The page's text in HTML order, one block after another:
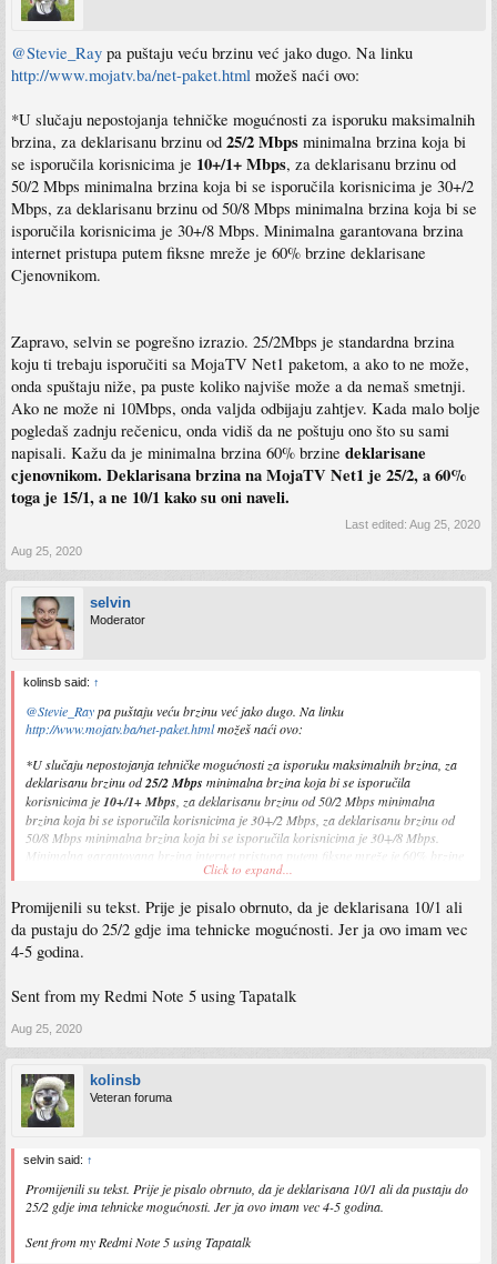
@Stevie_Ray pa puštaju veću brzinu već jako dugo. Na linku
http://www.mojatv.ba/net-paket.html možeš naći ovo:
*U slučaju nepostojanja tehničke mogućnosti za isporuku maksimalnih
brzina, za deklarisanu brzinu od 25/2 Mbps minimalna brzina koja bi
se isporučila korisnicima je 10+/1+ Mbps, za deklarisanu brzinu od
50/2 Mbps minimalna brzina koja bi se isporučila korisnicima je 30+/2
Mbps, za deklarisanu brzinu od 50/8 Mbps minimalna brzina koja bi se
isporučila korisnicima je 30+/8 Mbps. Minimalna garantovana brzina
internet pristupa putem fiksne mreže je 60% brzine deklarisane
Cjenovnikom.
Zapravo, selvin se pogrešno izrazio. 25/2Mbps je standardna brzina
koju ti trebaju isporučiti sa MojaTV Net1 paketom, a ako to ne može,
onda spuštaju niže, pa puste koliko najviše može a da nemaš smetnji.
Ako ne može ni 10Mbps, onda valjda odbijaju zahtjev. Kada malo bolje
pogledaš zadnju rečenicu, onda vidiš da ne poštuju ono što su sami
napisali. Kažu da je minimalna brzina 60% brzine deklarisane
cjenovnikom. Deklarisana brzina na MojaTV Net1 je 25/2, a 60%
toga je 15/1, a ne 10/1 kako su oni naveli.
Last edited: Aug 25, 2020
Aug 25, 2020
selvin
Moderator
kolinsb said: ↑
@Stevie_Raypa puštaju veću brzinu već jako dugo. Na linku
http://www.mojatv.ba/net-paket.htmlmožeš naći ovo:
*U slučaju nepostojanja tehničke mogućnosti za isporuku maksimalnih brzina, za
deklarisanu brzinu od25/2 Mbps minimalna brzina koja bi se isporučila
korisnicima je10+/1+ Mbps , za deklarisanu brzinu od 50/2 Mbps minimalna
brzina koja bi se isporučila korisnicima je 30+/2 Mbps, za deklarisanu brzinu od
50/8 Mbps minimalna brzina koja bi se isporučila korisnicima je 30+/8 Mbps.
Minimalna garantovana brzina internet pristupa putem fiksne mreže je 60% brzine
Zapravo, selvin se pogrešno izrazio. 25/2Mbps je standardna brzina koju ti trebaju
isporučiti sa MojaTV Net1 paketom, a ako to ne može, onda spuštaju niže, pa puste
koliko najviše može a da nemaš smetnji. Ako ne može ni 10Mbps, onda valjda
Click to expand...
Promijenili su tekst. Prije je pisalo obrnuto, da je deklarisana 10/1 ali
da pustaju do 25/2 gdje ima tehnicke mogućnosti. Jer ja ovo imam vec
4-5 godina.
Sent from my Redmi Note 5 using Tapatalk
Aug 25, 2020
kolinsb
Veteran foruma
selvin said: ↑
Promijenili su tekst. Prije je pisalo obrnuto, da je deklarisana 10/1 ali da pustaju do
25/2 gdje ima tehnicke mogućnosti. Jer ja ovo imam vec 4-5 godina.
Sent from my Redmi Note 5 using Tapatalk